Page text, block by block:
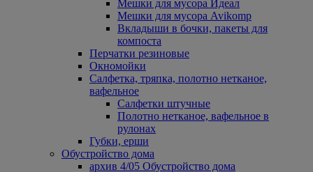
Мешки для мусора Идеал
Мешки для мусора Avikomp
Вкладыши в бочки, пакеты для
компоста
Перчатки резиновые
Окномойки
Салфетка, тряпка, полотно нетканое,
вафельное
Салфетки штучные
Полотно нетканое, вафельное в
рулонах
Губки, ерши
Обустройство дома
архив 4/05 Обустройство дома